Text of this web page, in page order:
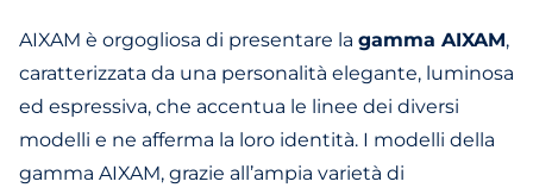
AIXAM è orgogliosa di presentare la gamma AIXAM,
caratterizzata da una personalità elegante, luminosa
ed espressiva, che accentua le linee dei diversi
modelli e ne afferma la loro identità. I modelli della
gamma AIXAM, grazie all’ampia varietà di